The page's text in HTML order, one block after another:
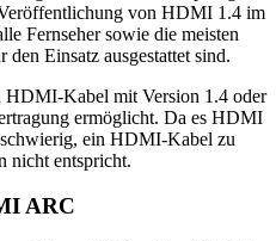
von HDMI 1.4 im
Fernseher sowie die meisten
Einsatz ausgestattet sind.
HDMI-Kabel mit Version 1.4 oder
ermöglicht. Da es HDMI
ein HDMI-Kabel zu
nicht entspricht.
ARC